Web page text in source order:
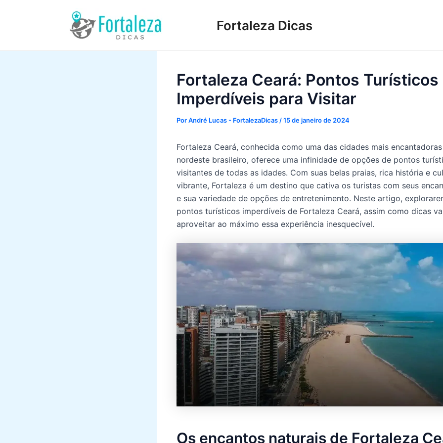
Fortaleza Dicas
Fortaleza Ceará: Pontos Turísticos
Imperdíveis para Visitar
PorAndré Lucas - FortalezaDicas /15 de janeiro de 2024
Fortaleza Ceará, conhecida como uma das cidades mais
nordeste brasileiro, oferece uma infinidade de opções de pontos
visitantes de todas as idades. Com suas belas praias, rica história e
vibrante, Fortaleza é um destino que cativa os turistas com seus
e sua variedade de opções de entretenimento. Neste artigo,
pontos turísticos imperdíveis de Fortaleza Ceará, assim como dicas
aproveitar ao máximo essa experiência inesquecível.
Os encantos naturais de Fortaleza